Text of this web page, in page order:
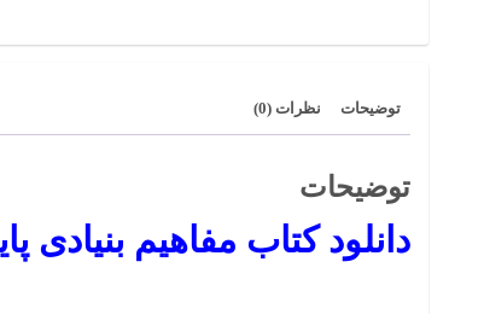
توضیحات نظرات (0)
توضیحات
دانلود کتاب مفاهیم بنیادی